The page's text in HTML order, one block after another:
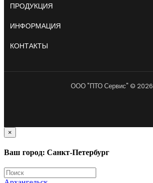
ПРОДУКЦИЯ
ИНФОРМАЦИЯ
КОНТАКТЫ
ООО "ПТО Сервис" © 2026
×
Ваш город: Санкт-Петербург